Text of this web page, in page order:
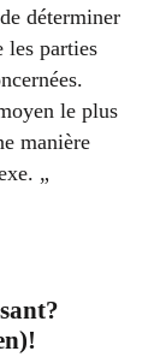
déterminer
les parties
le plus
manière
„